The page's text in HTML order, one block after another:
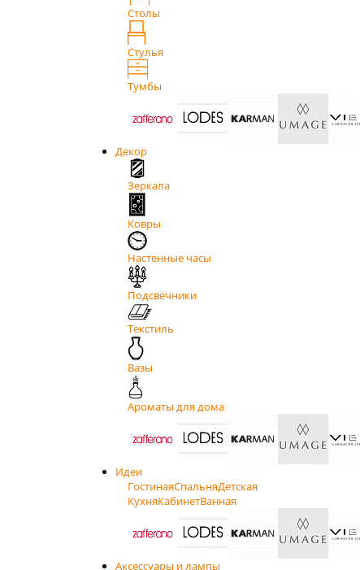
Столы
Стулья
Тумбы
Декор
Зеркала
Ковры
Настенные часы
Подсвечники
Текстиль
Вазы
Ароматы для дома
Идеи
ГостинаяСпальняДетская
КухняКабинетВанная
Аксессуары и лампы